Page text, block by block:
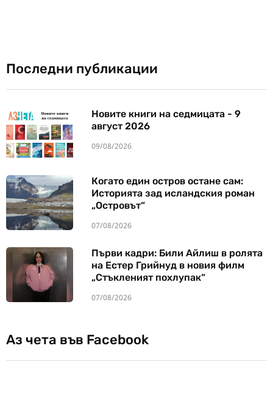
Последни публикации
Новите книги на седмицата - 9
август 2026
09/08/2026
Когато един остров остане сам:
Историята зад исландския роман
„Островът“
07/08/2026
Първи кадри: Били Айлиш в ролята
на Естер Грийнуд в новия филм
„Стъкленият похлупак“
07/08/2026
Аз чета във Facebook